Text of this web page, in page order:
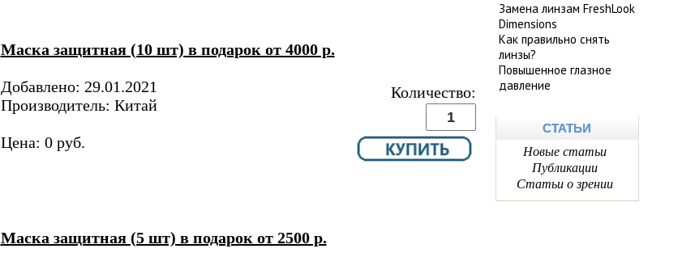
Маска защитная (10 шт) в подарок от 4000 р.
Добавлено: 29.01.2021
Производитель: Китай
Цена: 0 руб.
Количество:
Маска защитная (5 шт) в подарок от 2500 р.
Замена линзам FreshLook
Dimensions
Как правильно снять
линзы?
Повышенное глазное
давление
СТАТЬИ
Новые статьи
Публикации
Статьи о зрении